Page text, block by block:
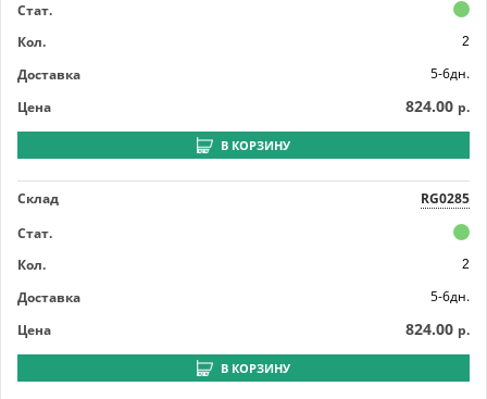
Стат.
Кол.
2
Доставка
5-6дн.
Цена
824.00 р.
В КОРЗИНУ
Склад
RG0285
Стат.
Кол.
2
Доставка
5-6дн.
Цена
824.00 р.
В КОРЗИНУ